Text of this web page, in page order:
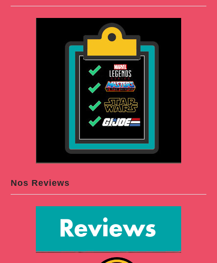
Nos Reviews